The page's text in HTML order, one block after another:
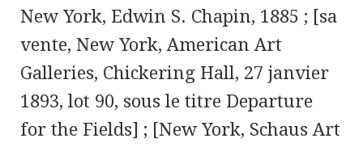
New York, Edwin S. Chapin, 1885 ; [sa
vente, New York, American Art
Galleries, Chickering Hall, 27 janvier
1893, lot 90, sous le titre Departure
for the Fields] ; [New York, Schaus Art